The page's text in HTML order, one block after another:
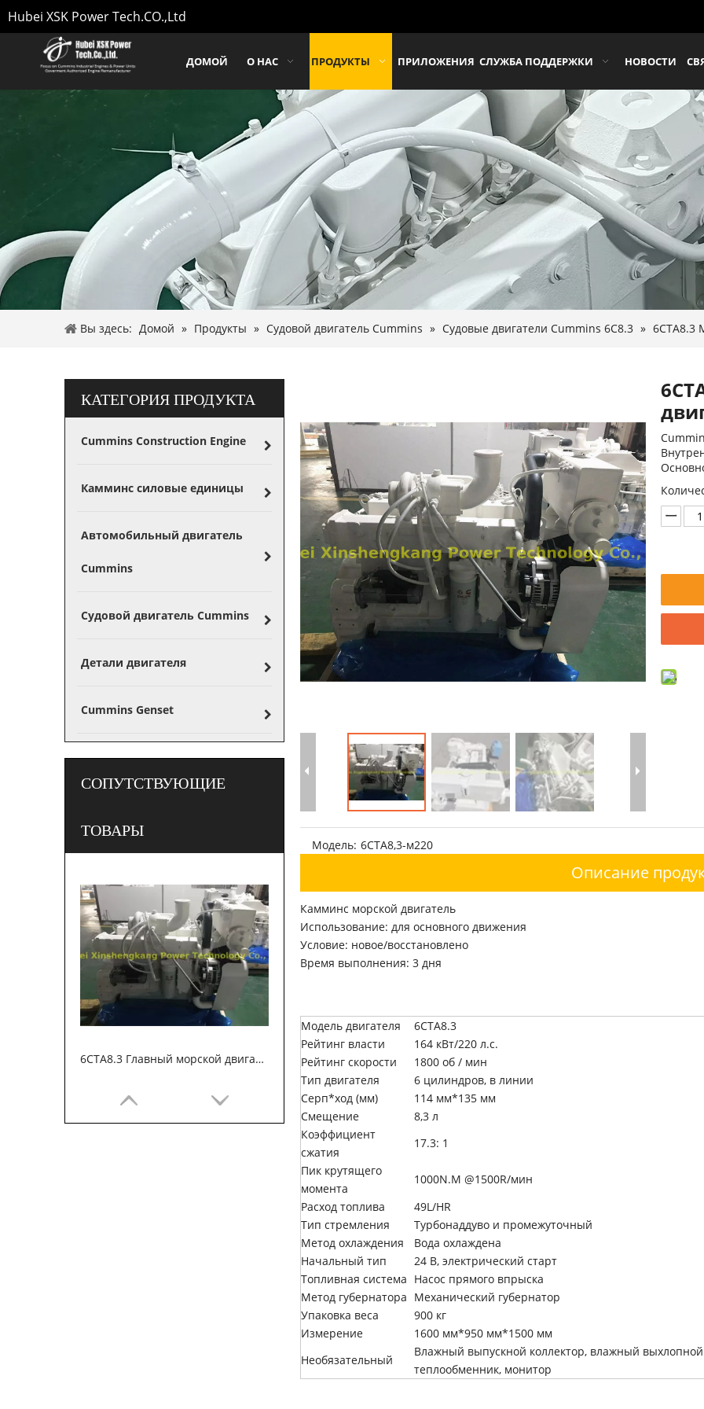
Hubei XSK Power Tech.CO.,Ltd
ДОМОЙ О НАС ПРОДУКТЫ ПРИЛОЖЕНИЯ СЛУЖБА ПОДДЕРЖКИ НОВОСТИ
Вы здесь: Домой » Продукты » Судовой двигатель Cummins » Судовые двигатели Cummins 6C8.3 » 6CTA8.3
КАТЕГОРИЯ ПРОДУКТА
Cummins Construction Engine
Камминс силовые единицы
Автомобильный двигатель
Cummins
Судовой двигатель Cummins
Детали двигателя
Cummins Genset
СОПУТСТВУЮЩИЕ
ТОВАРЫ
6CTA8.3 Главный морской двигатель
Модель: 6CTA8,3-м220
Описание
Камминс морской двигатель
Использование: для основного движения
Условие: новое/восстановлено
Время выполнения: 3 дня
Модель двигателя
6CTA8.3
Рейтинг власти
164 кВт/220 л.с.
Рейтинг скорости
1800 об / мин
Тип двигателя
6 цилиндров, в линии
Серп*ход (мм)
114 мм*135 мм
Смещение
8,3 л
Коэффициент
сжатия
17.3: 1
Пик крутящего
момента
1000N.M @1500R/мин
Расход топлива
49L/HR
Тип стремления
Турбонаддуво и промежуточный
Метод охлаждения
Вода охлаждена
Начальный тип
24 В, электрический старт
Топливная система Насос прямого впрыска
Метод губернатора Механический губернатор
Упаковка веса
900 кг
Измерение
1600 мм*950 мм*1500 мм
Необязательный
Влажный выпускной коллектор, влажный
теплообменник, монитор